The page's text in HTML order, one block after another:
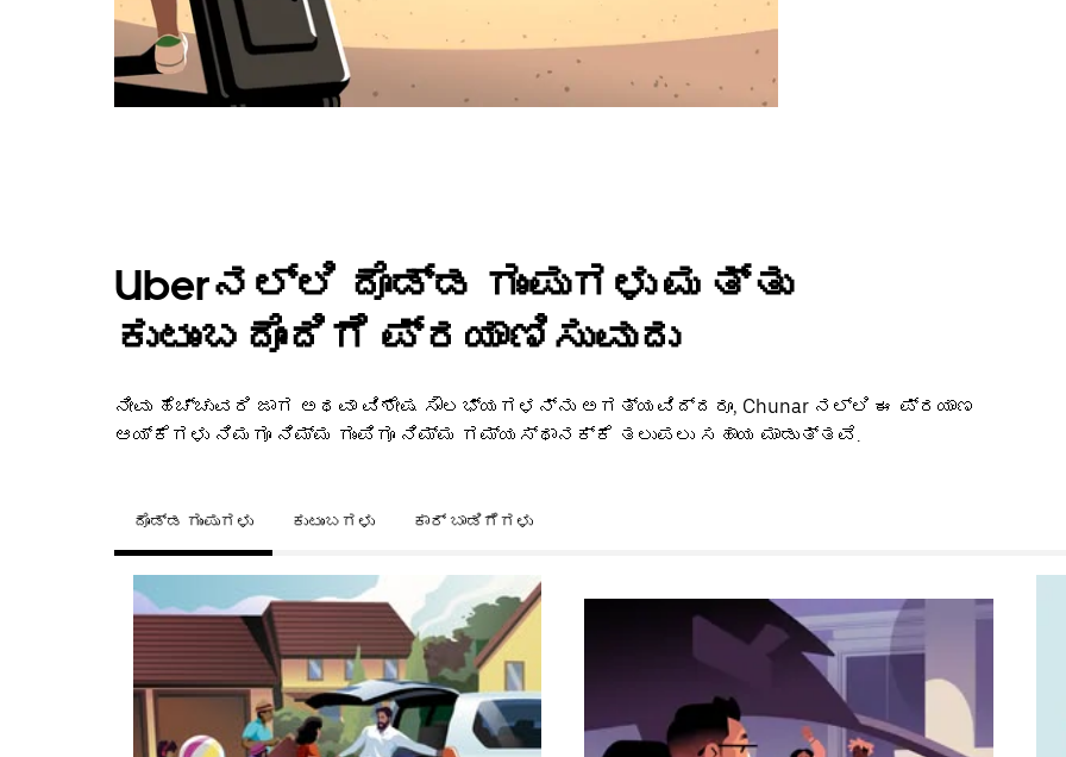
Uberನಲ್ಲಿ ದೊಡ್ಡ ಗುಂಪುಗಳು ಮತ್ತು
ಕುಟುಂಬದೊಂದಿಗೆ ಪ್ರಯಾಣಿಸುವುದು
ನೀವು ಹೆಚ್ಚುವರಿ ಜಾಗ ಅಥವಾ ವಿಶೇಷ ಸೌಲಭ್ಯಗಳನ್ನು ಅಗತ್ಯವಿದ್ದರೂ, Chunar ನಲ್ಲಿ ಈ ಪ್ರಯಾಣ
ಆಯ್ಕೆಗಳು ನಿಮಗೂ ನಿಮ್ಮ ಗುಂಪಿಗೂ ನಿಮ್ಮ ಗಮ್ಯಸ್ಥಾನಕ್ಕೆ ತಲುಪಲು ಸಹಾಯ ಮಾಡುತ್ತವೆ.
ದೊಡ್ಡ ಗುಂಪುಗಳು ಕುಟುಂಬಗಳು ಕಾರ್ ಬಾಡಿಗೆಗಳು